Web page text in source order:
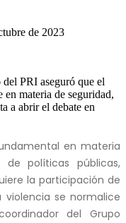
de 2023
PRI aseguró que el
en materia de seguridad,
a abrir el debate en
en materia
políticas públicas,
la participación de
se normalice
del Grupo